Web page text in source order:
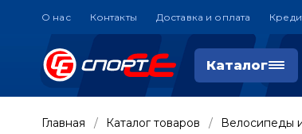
О нас Контакты Доставка и оплата
Каталог
Главная Каталог товаров Велосипеды